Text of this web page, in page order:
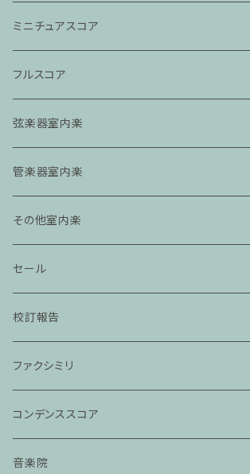
ミニチュアスコア
フルスコア
弦楽器室内楽
管楽器室内楽
その他室内楽
セール
校訂報告
ファクシミリ
コンデンススコア
音楽院